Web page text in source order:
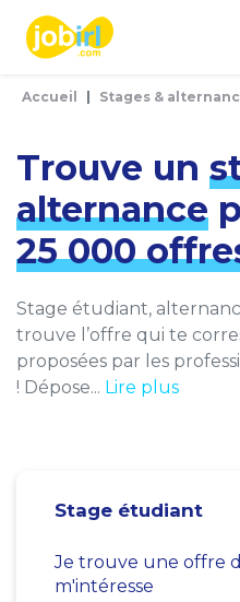
Accueil Stages &
Trouve un
alternance
25 000
Stage étudiant,
trouve l’offre qui te
proposées par les
! Dépose... Lire plus
Stage étudiant
Je trouve une offre
m'intéresse
Panneau de gestion des